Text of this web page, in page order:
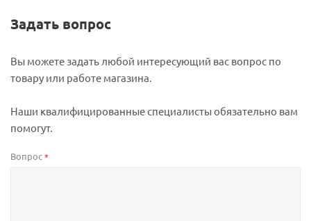
Задать вопрос
Вы можете задать любой интересующий вас вопрос по
товару или работе магазина.
Наши квалифицированные специалисты обязательно вам
помогут.
Вопрос*